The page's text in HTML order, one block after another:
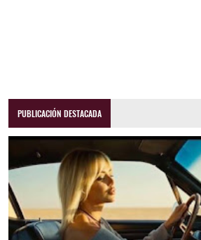
PUBLICACIÓN DESTACADA